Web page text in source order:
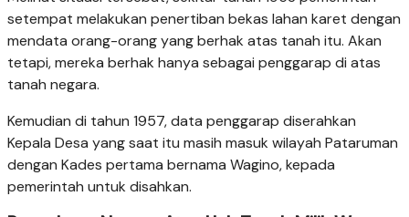
setempat melakukan penertiban bekas lahan karet dengan
mendata orang-orang yang berhak atas tanah itu. Akan
tetapi, mereka berhak hanya sebagai penggarap di atas
tanah negara.
Kemudian di tahun 1957, data penggarap diserahkan
Kepala Desa yang saat itu masih masuk wilayah Pataruman
dengan Kades pertama bernama Wagino, kepada
pemerintah untuk disahkan.